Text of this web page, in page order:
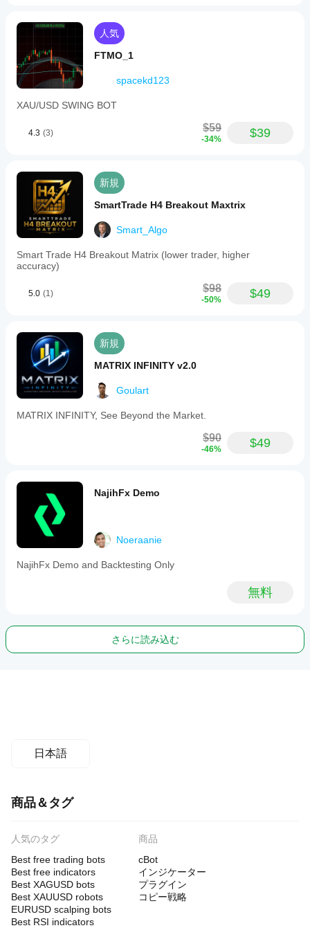
人気
FTMO_1
spacekd123
XAU/USD SWING BOT
4.3 (3) $59
-34% $39
新規
SmartTrade H4 Breakout Maxtrix
Smart_Algo
Smart Trade H4 Breakout Matrix (lower trader, higher
accuracy)
5.0 (1) $98
-50% $49
新規
MATRIX INFINITY v2.0
Goulart
MATRIX INFINITY, See Beyond the Market.
$90
-46% $49
NajihFx Demo
Noeraanie
NajihFx Demo and Backtesting Only
無料
さらに読み込む
日本語
商品＆タグ
人気のタグ
Best free trading bots
Best free indicators
Best XAGUSD bots
Best XAUUSD robots
EURUSD scalping bots
Best RSI indicators
商品
cBot
インジケーター
プラグイン
コピー戦略